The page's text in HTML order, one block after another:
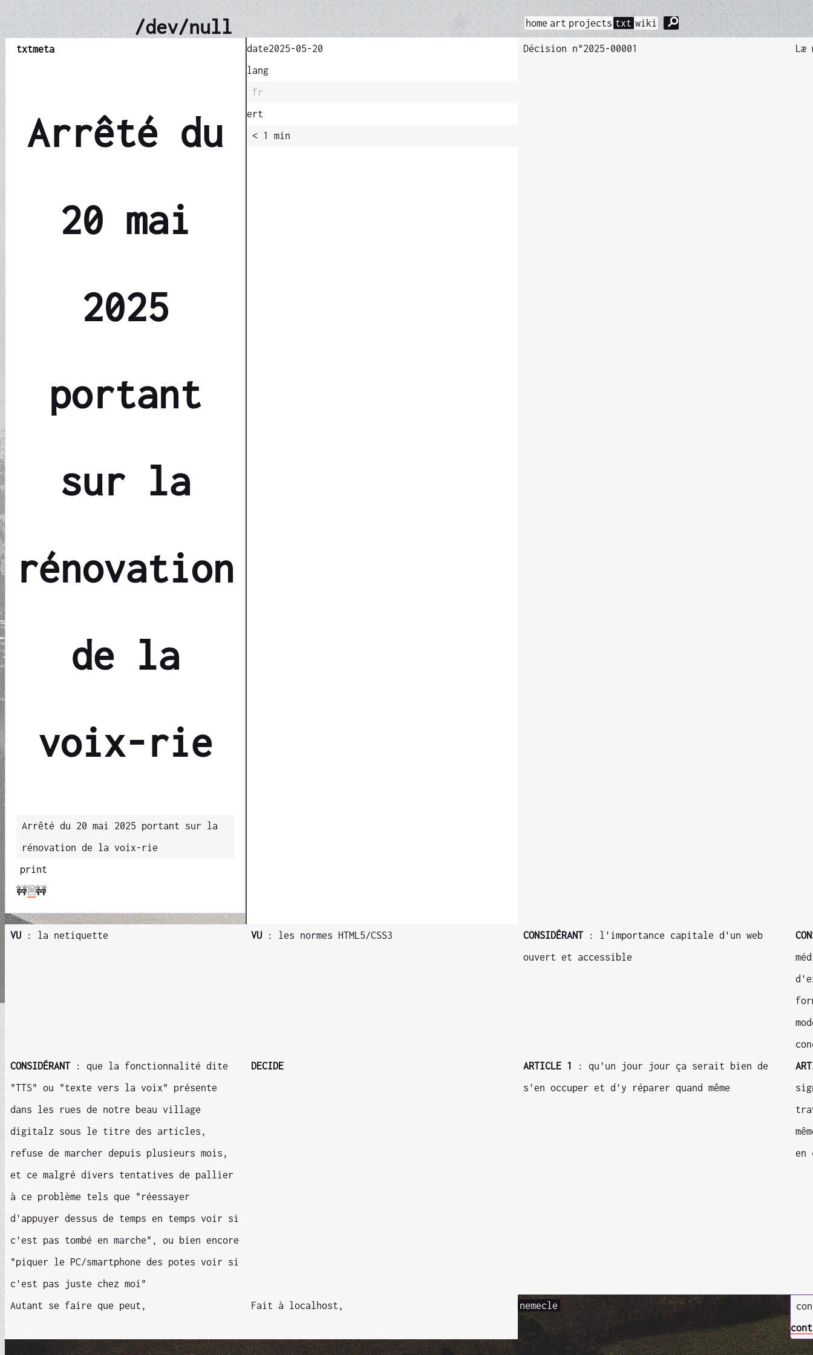
/dev/null home art projects txt wiki ⚲
txtmeta
Arrêté du
20 mai
2025
portant
sur la
rénovation
de la
voix-rie
Arrêté du 20 mai 2025 portant sur la
rénovation de la voix-rie
print
🚧🗎🚧
date2025-05-20
lang
fr
ert
< 1 min
Décision n°2025-00001 Læ
VU : la netiquette VU : les normes HTML5/CSS3 CONSIDÉRANT : l'importance capitale d'un web
ouvert et accessible
CONSIDÉRANT : que la fonctionnalité dite
"TTS" ou "texte vers la voix" présente
dans les rues de notre beau village
digitalz sous le titre des articles,
refuse de marcher depuis plusieurs mois,
et ce malgré divers tentatives de pallier
à ce problème tels que "réessayer
d'appuyer dessus de temps en temps voir si
c'est pas tombé en marche", ou bien encore
"piquer le PC/smartphone des potes voir si
c'est pas juste chez moi"
DECIDE ARTICLE 1
: qu'un jour jour ça serait bien de
s'en occuper et d'y réparer quand même
en
Autant se faire que peut, Fait à localhost, nemecle